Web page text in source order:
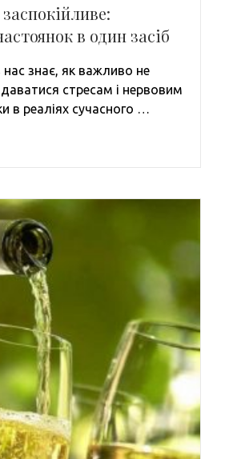
в один засіб
знає, як важливо не
стресам і нервовим
в реаліях сучасного …